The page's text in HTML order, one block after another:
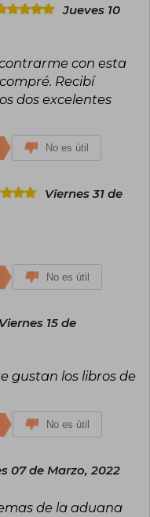
ha publicado novelas
La oculta y Lo que fue
ficción, autobiografía
y el mundo.
ha recibido
el Premio Casa de
Innovadora y ha sido
y foros internacionales,
valorada por su
en que conecta la
social y política.
ha colaborado como
en el debate cultural y
región.
y Europa, continúa
activamente en la
como una de
y leídas de la
actual.
Jueves 10
con esta
Recibí
dos excelentes
No es útil
Viernes 31 de
No es útil
Viernes 15 de
gustan los libros de
No es útil
07 de Marzo, 2022
de la aduana